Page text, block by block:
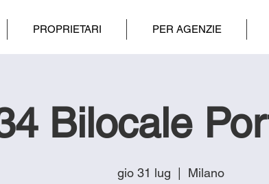
PROPRIETARI PER AGENZIE
Bilocale
gio 31 lug
  |
Milano